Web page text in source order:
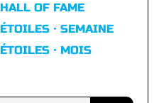
HALL OF FAME
ÉTOILES · SEMAINE
ÉTOILES · MOIS